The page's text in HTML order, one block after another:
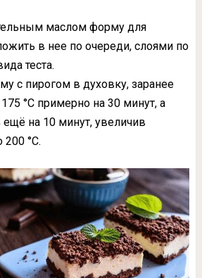
маслом форму для
в нее по очереди, слоями по
теста.
с пирогом в духовку, заранее
°С примерно на 30 минут, а
ещё на 10 минут, увеличив
200 °С.